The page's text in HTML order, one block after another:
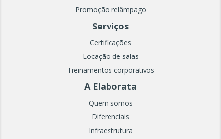
Promoção relâmpago
Serviços
Certificações
Locação de salas
Treinamentos corporativos
A Elaborata
Quem somos
Diferenciais
Infraestrutura